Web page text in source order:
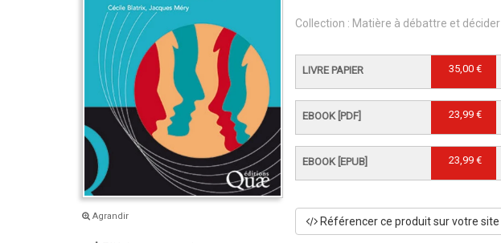
Agrandir
Collection : Matière à débattre et décider
LIVRE PAPIER 35,00 €
EBOOK [PDF] 23,99 €
EBOOK [EPUB] 23,99 €
Référencer ce produit sur votre site